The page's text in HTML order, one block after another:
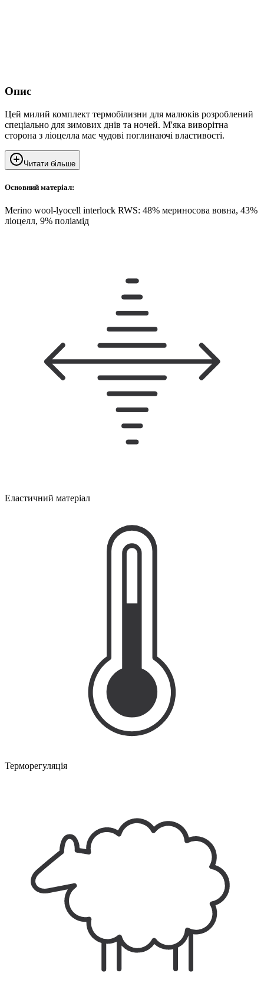
Опис
Цей милий комплект термобілизни для малюків розроблений
спеціально для зимових днів та ночей. М'яка виворітна
сторона з ліоцелла має чудові поглинаючі властивості.
Читати більше
Основний матеріал:
Merino wool-lyocell interlock RWS: 48% мериносова вовна, 43%
ліоцелл, 9% поліамід
Еластичний матеріал
Терморегуляція